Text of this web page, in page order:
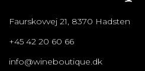
Faurskovvej 21, 8370 Hadsten
+45 42 20 60 66
info@wineboutique.dk